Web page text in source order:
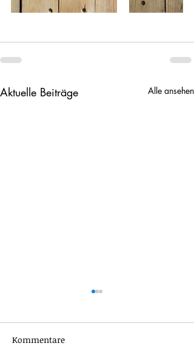
Aktuelle Beiträge Alle ansehen
Kommentare